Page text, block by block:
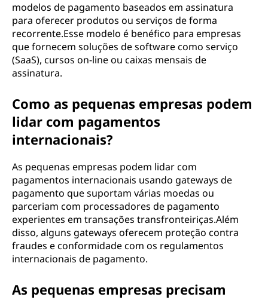
modelos de pagamento baseados em assinatura
para oferecer produtos ou serviços de forma
recorrente.Esse modelo é benéfico para empresas
que fornecem soluções de software como serviço
(SaaS), cursos on-line ou caixas mensais de
assinatura.
Como as pequenas empresas podem
lidar com pagamentos
internacionais?
As pequenas empresas podem lidar com
pagamentos internacionais usando gateways de
pagamento que suportam várias moedas ou
parceriam com processadores de pagamento
experientes em transações transfronteiriças.Além
disso, alguns gateways oferecem proteção contra
fraudes e conformidade com os regulamentos
internacionais de pagamento.
As pequenas empresas precisam